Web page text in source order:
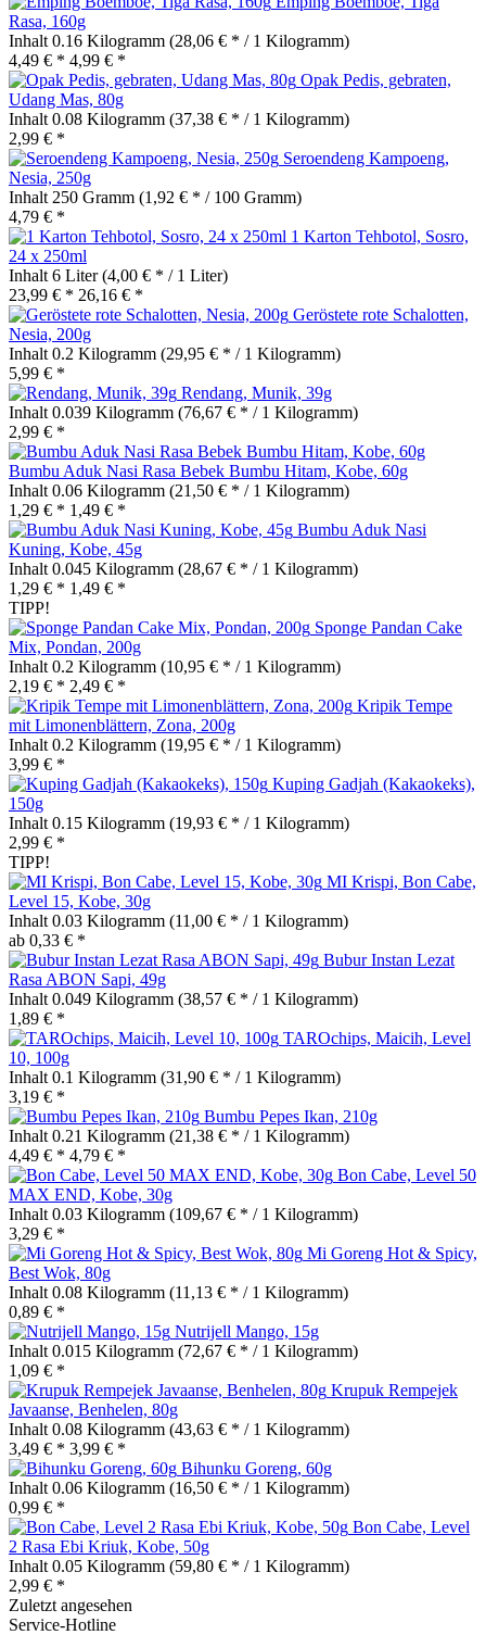
Rasa, 160g
Inhalt 0.16 Kilogramm (28,06 € * / 1 Kilogramm)
4,49 € * 4,99 € *
Opak Pedis, gebraten,
Udang Mas, 80g
Inhalt 0.08 Kilogramm (37,38 € * / 1 Kilogramm)
2,99 € *
Seroendeng Kampoeng,
Nesia, 250g
Inhalt 250 Gramm (1,92 € * / 100 Gramm)
4,79 € *
1 Karton Tehbotol, Sosro,
24 x 250ml
Inhalt 6 Liter(4,00 € * / 1 Liter)
23,99 € * 26,16 € *
Geröstete rote Schalotten,
Nesia, 200g
Inhalt 0.2 Kilogramm (29,95 € * / 1 Kilogramm)
5,99 € *
Rendang, Munik, 39g
Inhalt 0.039 Kilogramm (76,67 € * / 1 Kilogramm)
2,99 € *
Bumbu Aduk Nasi Rasa Bebek Bumbu Hitam, Kobe, 60g
Inhalt 0.06 Kilogramm (21,50 € * / 1 Kilogramm)
1,29 € * 1,49 € *
Bumbu Aduk Nasi
Kuning, Kobe, 45g
Inhalt 0.045 Kilogramm (28,67 € * / 1 Kilogramm)
1,29 € * 1,49 € *
TIPP!
Sponge Pandan Cake
Mix, Pondan, 200g
Inhalt 0.2 Kilogramm (10,95 € * / 1 Kilogramm)
2,19 € * 2,49 € *
Kripik Tempe
mit Limonenblättern, Zona, 200g
Inhalt 0.2 Kilogramm (19,95 € * / 1 Kilogramm)
3,99 € *
Kuping Gadjah (Kakaokeks),
150g
Inhalt 0.15 Kilogramm (19,93 € * / 1 Kilogramm)
2,99 € *
TIPP!
MI Krispi, Bon Cabe,
Level 15, Kobe, 30g
Inhalt 0.03 Kilogramm (11,00 € * / 1 Kilogramm)
ab 0,33 € *
Bubur Instan Lezat
Rasa ABON Sapi, 49g
Inhalt 0.049 Kilogramm (38,57 € * / 1 Kilogramm)
1,89 € *
TAROchips, Maicih, Level
10, 100g
Inhalt 0.1 Kilogramm (31,90 € * / 1 Kilogramm)
3,19 € *
Bumbu Pepes Ikan, 210g
Inhalt 0.21 Kilogramm (21,38 € * / 1 Kilogramm)
4,49 € * 4,79 € *
Bon Cabe, Level 50
MAX END, Kobe, 30g
Inhalt 0.03 Kilogramm (109,67 € * / 1 Kilogramm)
3,29 € *
Mi Goreng Hot & Spicy,
Best Wok, 80g
Inhalt 0.08 Kilogramm (11,13 € * / 1 Kilogramm)
0,89 € *
Nutrijell Mango, 15g
Inhalt 0.015 Kilogramm (72,67 € * / 1 Kilogramm)
1,09 € *
Krupuk Rempejek
Javaanse, Benhelen, 80g
Inhalt 0.08 Kilogramm (43,63 € * / 1 Kilogramm)
3,49 € * 3,99 € *
Bihunku Goreng, 60g
Inhalt 0.06 Kilogramm (16,50 € * / 1 Kilogramm)
0,99 € *
Bon Cabe, Level
2 Rasa Ebi Kriuk, Kobe, 50g
Inhalt 0.05 Kilogramm (59,80 € * / 1 Kilogramm)
2,99 € *
Zuletzt angesehen
Service-Hotline